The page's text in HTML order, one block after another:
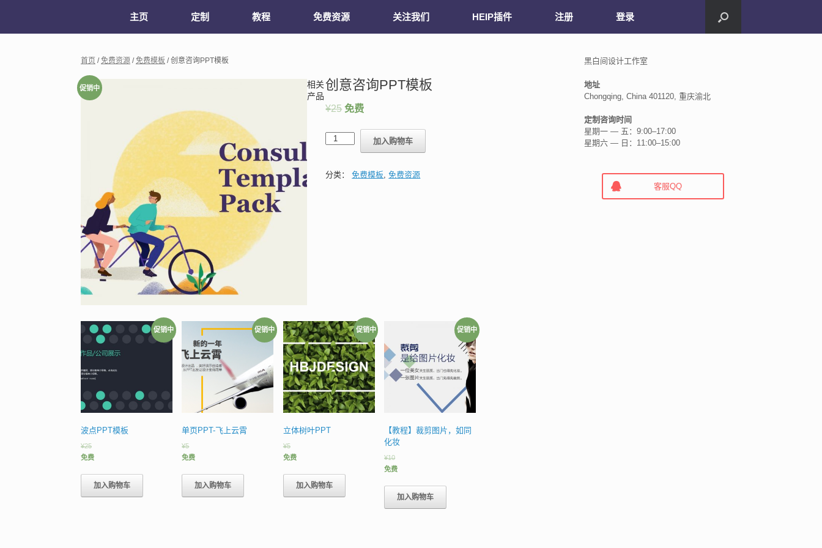
主页 定制 教程 免费资源 关注我们 HEIP插件 注册 登录
首页 / 免费资源 / 免费模板 / 创意咨询PPT模板
促销中 创意咨询PPT模板
¥25 免费
加入购物车
分类：免费模板,免费资源
相关
产品
促销中
波点PPT模板
¥25
免费
加入购物车
促销中
单页PPT-飞上云霄
¥5
免费
加入购物车
促销中
立体树叶PPT
¥5
免费
加入购物车
促销中
【教程】裁剪图片，如同
化妆
¥10
免费
加入购物车
黑白间设计工作室
地址
Chongqing, China 401120, 重庆渝北
定制咨询时间
星期一 — 五：9:00–17:00
星期六 — 日：11:00–15:00
客服QQ